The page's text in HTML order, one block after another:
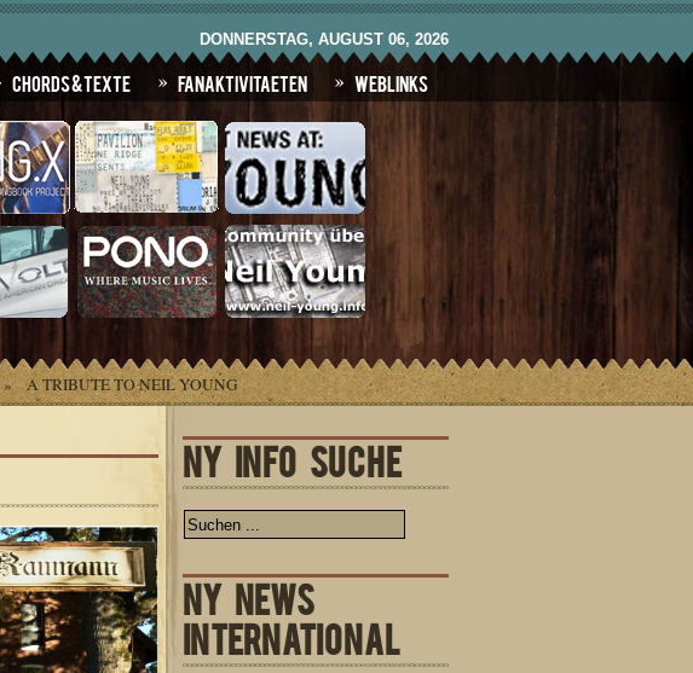
DONNERSTAG, AUGUST 06, 2026
Chords & Texte Fanaktivitaeten Weblinks
» A TRIBUTE TO NEIL YOUNG
NY INFO SUCHE
NY NEWS
INTERNATIONAL